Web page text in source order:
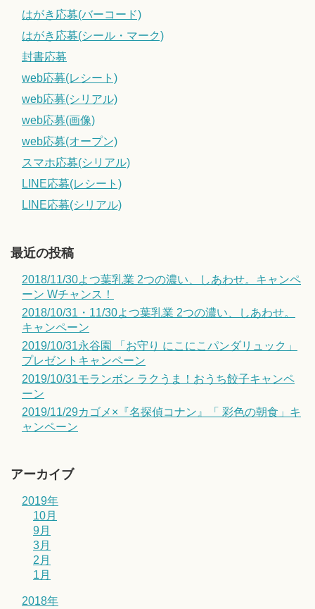
はがき応募(バーコード)
はがき応募(シール・マーク)
封書応募
web応募(レシート)
web応募(シリアル)
web応募(画像)
web応募(オープン)
スマホ応募(シリアル)
LINE応募(レシート)
LINE応募(シリアル)
最近の投稿
2018/11/30よつ葉乳業 2つの濃い、しあわせ。キャンペ
ーン Wチャンス！
2018/10/31・11/30よつ葉乳業 2つの濃い、しあわせ。
キャンペーン
2019/10/31永谷園 「お守り にこにこパンダリュック」
プレゼントキャンペーン
2019/10/31モランボン ラクうま！おうち餃子キャンペ
ーン
2019/11/29カゴメ×『名探偵コナン』「 彩色の朝食」キ
ャンペーン
アーカイブ
2019年
10月
9月
3月
2月
1月
2018年